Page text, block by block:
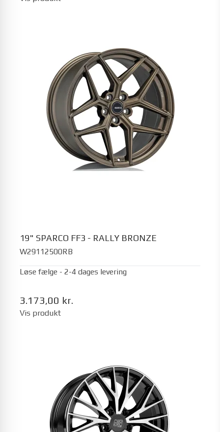
19" SPARCO FF3 - RALLY BRONZE
W29112500RB
Løse fælge - 2-4 dages levering
3.173,00 kr.
Vis produkt